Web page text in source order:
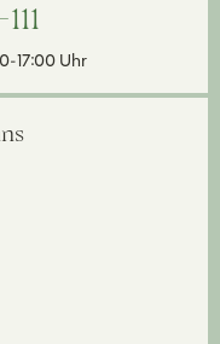
17:00 Uhr